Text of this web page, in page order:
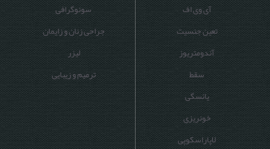
آی وی اف
تعین جنسیت
آندومتریوز
سقط
یائسگی
خونریزی
لاپاراسکوپی
سونوگرافی
جراحی زنان و زایمان
لیزر
ترمیم و زیبایی